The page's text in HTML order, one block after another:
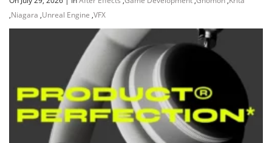
,Niagara ,Unreal Engine ,VFX